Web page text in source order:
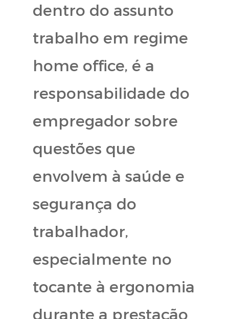
dentro do assunto
trabalho em regime
home office, é a
responsabilidade do
empregador sobre
questões que
envolvem à saúde e
segurança do
trabalhador,
especialmente no
tocante à ergonomia
durante a prestação